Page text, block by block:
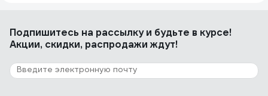
Подпишитесь на рассылкуи будьте в курсе!
Акции, скидки, распродажи ждут!